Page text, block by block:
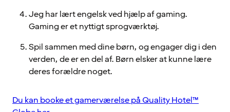
Jeg har lært engelsk ved hjælp af gaming.
Gaming er et nyttigt sprogværktøj.
Spil sammen med dine børn, og engager dig i den
verden, de er en del af. Børn elsker at kunne lære
deres forældre noget.
Du kan booke et gamerværelse på Quality Hotel™